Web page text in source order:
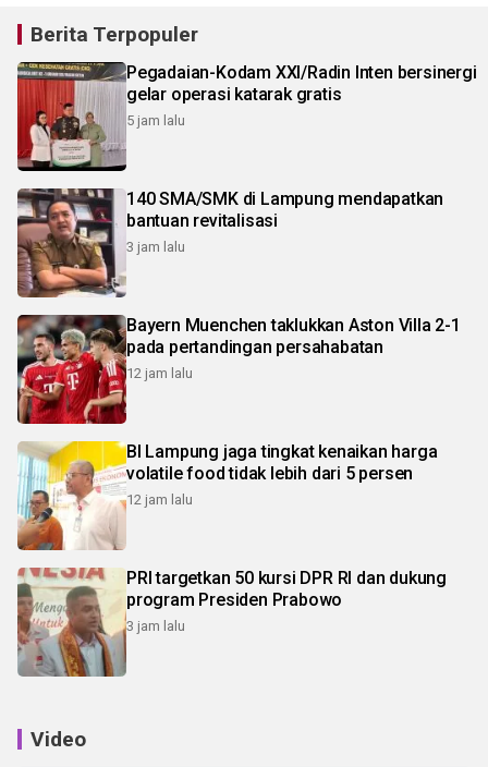
Berita Terpopuler
Pegadaian-Kodam XXI/Radin Inten bersinergi
gelar operasi katarak gratis
5 jam lalu
140 SMA/SMK di Lampung mendapatkan
bantuan revitalisasi
3 jam lalu
Bayern Muenchen taklukkan Aston Villa 2-1
pada pertandingan persahabatan
12 jam lalu
BI Lampung jaga tingkat kenaikan harga
volatile food tidak lebih dari 5 persen
12 jam lalu
PRI targetkan 50 kursi DPR RI dan dukung
program Presiden Prabowo
3 jam lalu
Video